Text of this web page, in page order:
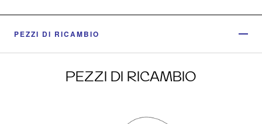
PEZZI DI RICAMBIO
PEZZI DI RICAMBIO